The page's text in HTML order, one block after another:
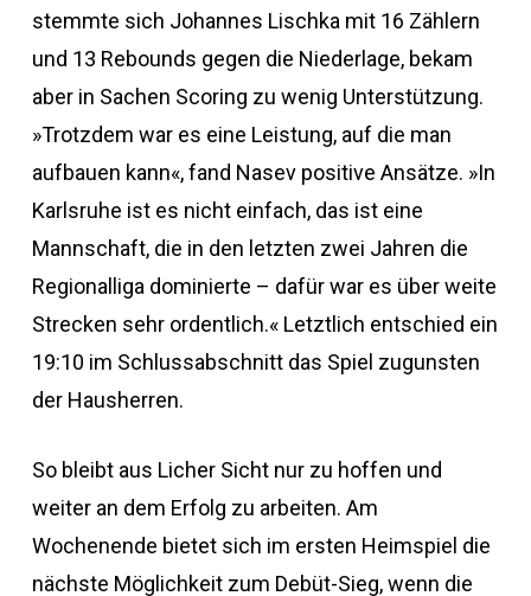
stemmte sich Johannes Lischka mit 16 Zählern
und 13 Rebounds gegen die Niederlage, bekam
aber in Sachen Scoring zu wenig Unterstützung.
»Trotzdem war es eine Leistung, auf die man
aufbauen kann«, fand Nasev positive Ansätze. »In
Karlsruhe ist es nicht einfach, das ist eine
Mannschaft, die in den letzten zwei Jahren die
Regionalliga dominierte – dafür war es über weite
Strecken sehr ordentlich.« Letztlich entschied ein
19:10 im Schlussabschnitt das Spiel zugunsten
der Hausherren.
So bleibt aus Licher Sicht nur zu hoffen und
weiter an dem Erfolg zu arbeiten. Am
Wochenende bietet sich im ersten Heimspiel die
nächste Möglichkeit zum Debüt-Sieg, wenn die